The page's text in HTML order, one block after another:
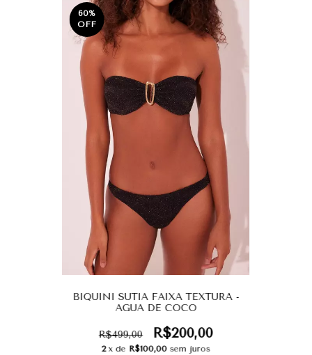
60%
OFF
BIQUINI SUTIA FAIXA TEXTURA -
AGUA DE COCO
R$499,00 R$200,00
2 x de R$100,00 sem juros